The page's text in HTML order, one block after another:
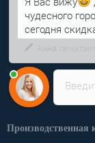
Я Вас вижу
чудесного
сегодня